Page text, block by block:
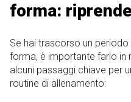
forma:
Se hai trascorso un
forma, è importante farlo in
alcuni passaggi chiave per
routine di allenamento: